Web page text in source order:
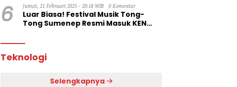
6 Jumat, 21 Februari 2025 - 20:18 WIB 0 Komentar
Luar Biasa! Festival Musik Tong-
Tong Sumenep Resmi Masuk KEN
Teknologi
Selengkapnya